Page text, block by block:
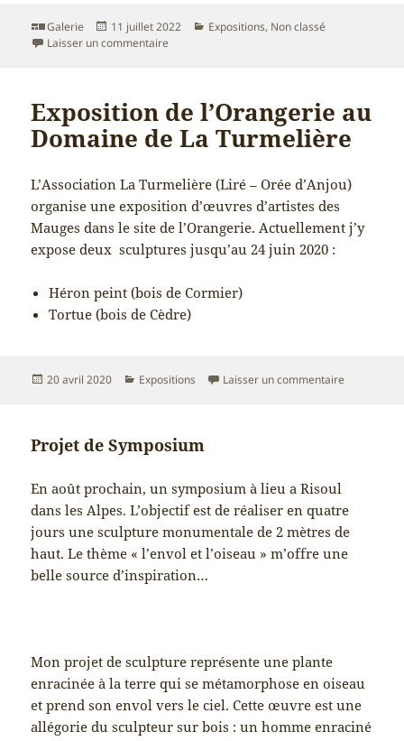
Format
Galerie
Publié
le
11 juillet 2022 Catégories
Expositions, Non classé
Laisser un commentairesur Exposition
Exposition de l’Orangerie au
Domaine de La Turmelière
L’Association La Turmelière (Liré – Orée d’Anjou)
organise une exposition d’œuvres d’artistes des
Mauges dans le site de l’Orangerie. Actuellement j’y
expose deux sculptures jusqu’au 24 juin 2020 :
Héron peint (bois de Cormier)
Tortue (bois de Cèdre)
Publié
20 avril 2020 Catégories
Expositions Laisser un commentairesur
Projet de Symposium
En août prochain, un symposium à lieu a Risoul
dans les Alpes. L’objectif est de réaliser en quatre
jours une sculpture monumentale de 2 mètres de
haut. Le thème « l’envol et l’oiseau » m’offre une
belle source d’inspiration…
Mon projet de sculpture représente une plante
enracinée à la terre qui se métamorphose en oiseau
et prend son envol vers le ciel. Cette œuvre est une
allégorie du sculpteur sur bois : un homme enraciné